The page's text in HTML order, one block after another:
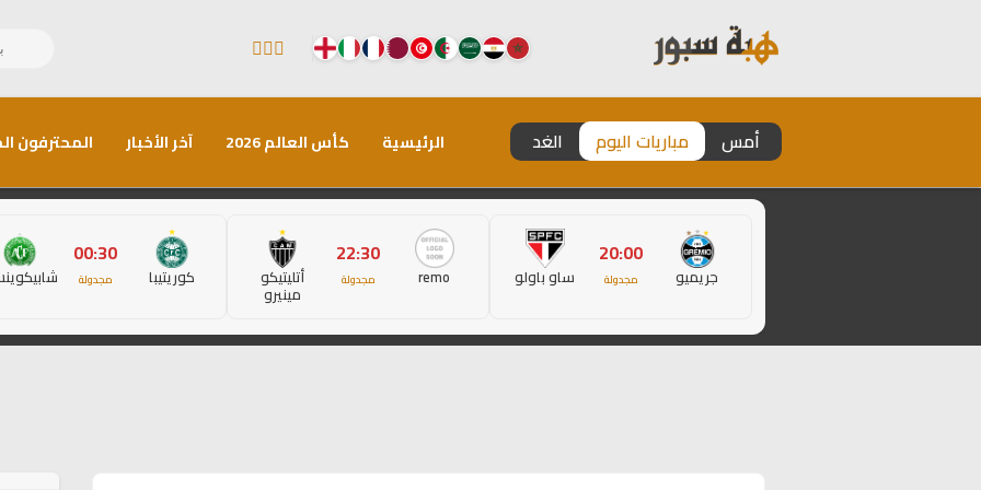
أمس مباريات اليوم الغد الرئيسية كأس العالم 2026 آخر الأخبار المحترفون
جريميو
20:00
مجدولة ساو باولو remo
22:30
مجدولة أتليتيكو
مينيرو
كوريتيبا
00:30
مجدولة